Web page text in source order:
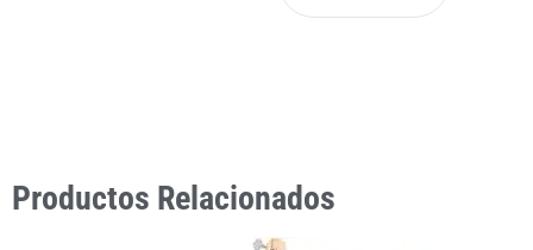
Productos Relacionados